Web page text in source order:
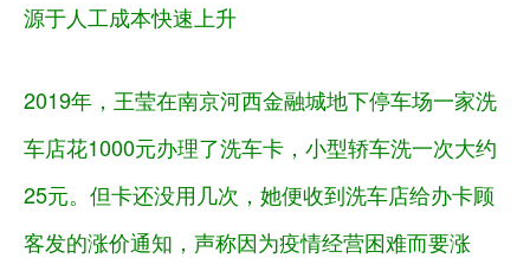
源于人工成本快速上升
2019年，王莹在南京河西金融城地下停车场一家洗
车店花1000元办理了洗车卡，小型轿车洗一次大约
25元。但卡还没用几次，她便收到洗车店给办卡顾
客发的涨价通知，声称因为疫情经营困难而要涨